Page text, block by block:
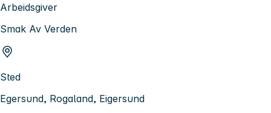
Arbeidsgiver
Smak Av Verden
Sted
Egersund, Rogaland, Eigersund